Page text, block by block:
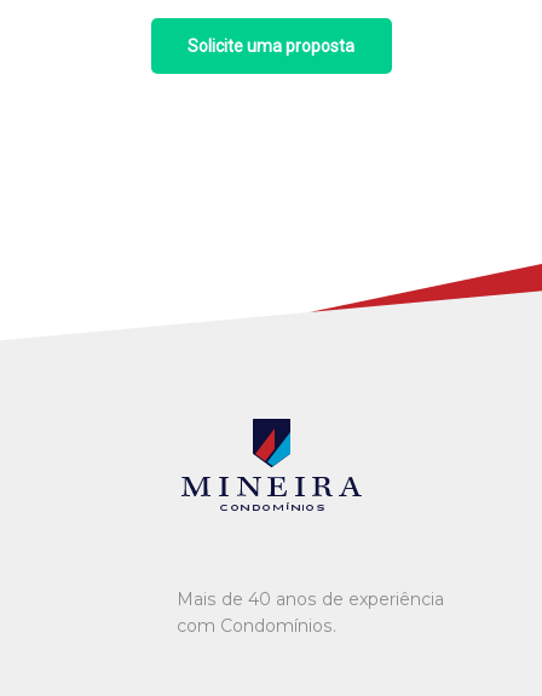
Solicite uma proposta
Mineira condomínios
Mais de 40 anos de experiência
com Condomínios.